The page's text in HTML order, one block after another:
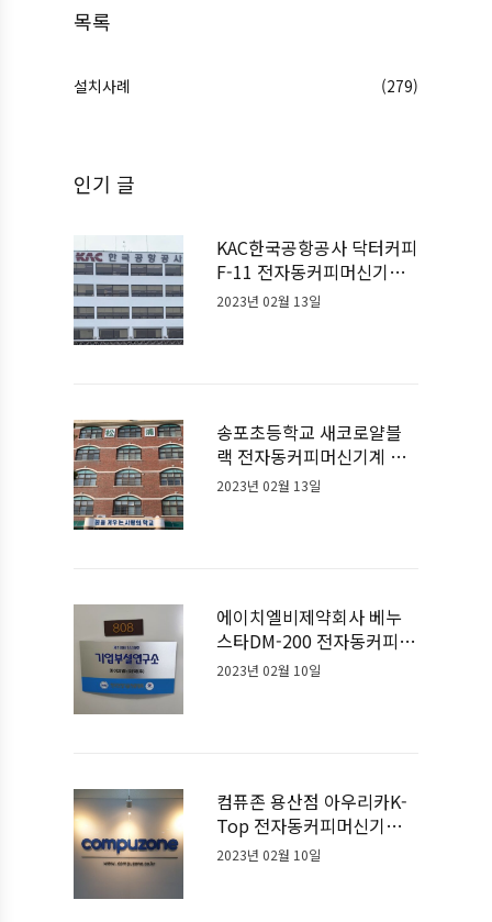
목록
설치사례 (279)
인기 글
KAC한국공항공사 닥터커피
F-11 전자동커피머신기계
설치사례
2023년 02월 13일
송포초등학교 새코로얄블
랙 전자동커피머신기계 설
치사례
2023년 02월 13일
에이치엘비제약회사 베누
스타DM-200 전자동커피머
신기계 설치사례
2023년 02월 10일
컴퓨존 용산점 아우리카K-
Top 전자동커피머신기계
설치사례
2023년 02월 10일